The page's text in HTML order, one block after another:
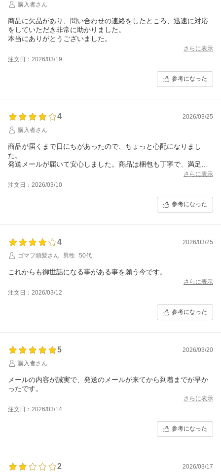
購入者さん
商品に欠品があり、問い合わせの連絡をしたところ、迅速に対応
をしていただき非常に助かりました。
さらに表示
注文日：2026/03/19
参考になった
4
2026/03/25
購入者さん
商品が届くまで日にちがあったので、ちょっと心配になりまし
た。
発送メールが届いて安心しました。商品は梱包も丁寧で、満足出
さらに表示
注文日：2026/03/10
参考になった
4
2026/03/25
ゴマフ頭髪さん
男性 50代
これからも御世話になる事がある事を願う今です。
さらに表示
注文日：2026/03/12
参考になった
5
2026/03/20
購入者さん
メールの内容が誠実で、発送のメールが来てから到着までが早か
ったです。
さらに表示
注文日：2026/03/14
参考になった
2
2026/03/17